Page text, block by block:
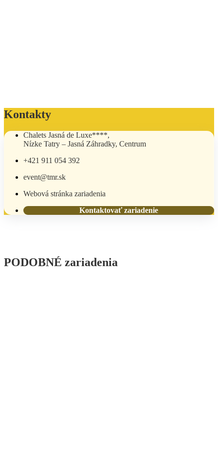
Kontakty
Chalets Jasná de Luxe****,
Nízke Tatry – Jasná Záhradky, Centrum
+421 911 054 392
event@tmr.sk
Webová stránka zariadenia
Kontaktovať zariadenie
PODOBNÉ zariadenia